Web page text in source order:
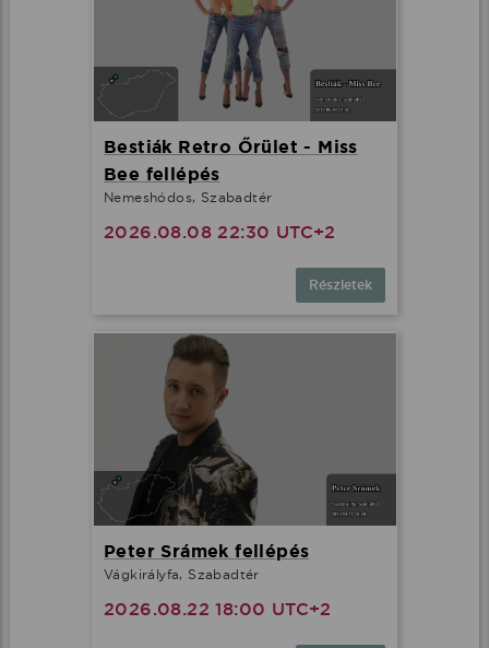
Bestiák Retro Őrület - Miss
Bee fellépés
Nemeshódos, Szabadtér
2026.08.08 22:30 UTC+2
Részletek
Peter Srámek fellépés
Vágkirályfa, Szabadtér
2026.08.22 18:00 UTC+2